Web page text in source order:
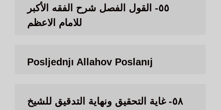
٥٥- القول الفصل شرح الفقه الأكبر
للامام الاعظم
Posljednjı Allahov Poslanıj
٥٨- غاية التحقيق ونهاية التدقيق للشيخ